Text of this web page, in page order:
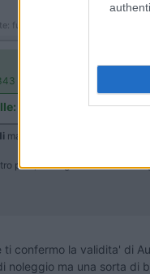
funziona solo se si apre
mastroenrico
post, sto organizzando un
ti confermo la validita' di
noleggio ma una sorta di